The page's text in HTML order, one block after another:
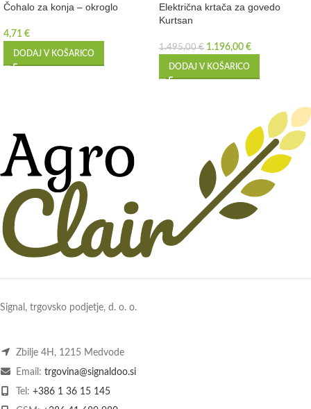
Čohalo za konja – okroglo
4,71 €
DODAJ V KOŠARICO
Električna krtača za govedo
Kurtsan
1.495,00€ 1.196,00 €
DODAJ V KOŠARICO
Signal, trgovsko podjetje, d. o. o.
Zbilje 4H, 1215 Medvode
Email: trgovina@signaldoo.si
Tel: +386 1 36 15 145